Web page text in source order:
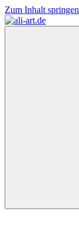
Zum Inhalt springen